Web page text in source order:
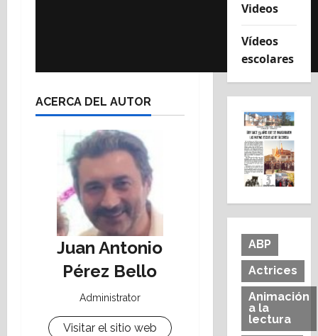
ACERCA DEL AUTOR
Juan Antonio
Pérez Bello
Administrator
Visitar el sitio web
Videos
Vídeos
escolares
ABP
Actrices
Animación
a la
lectura